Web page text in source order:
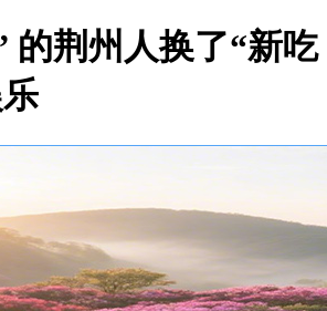
的荆州人换了“新吃